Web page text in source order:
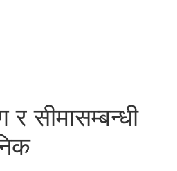
र सीमासम्बन्धी